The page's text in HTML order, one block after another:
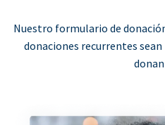
Nuestro formulario de
donaciones recurrentes